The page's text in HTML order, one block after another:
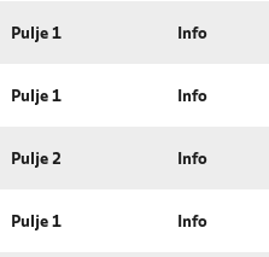
Pulje 1 Info
Pulje 1 Info
Pulje 2 Info
Pulje 1 Info